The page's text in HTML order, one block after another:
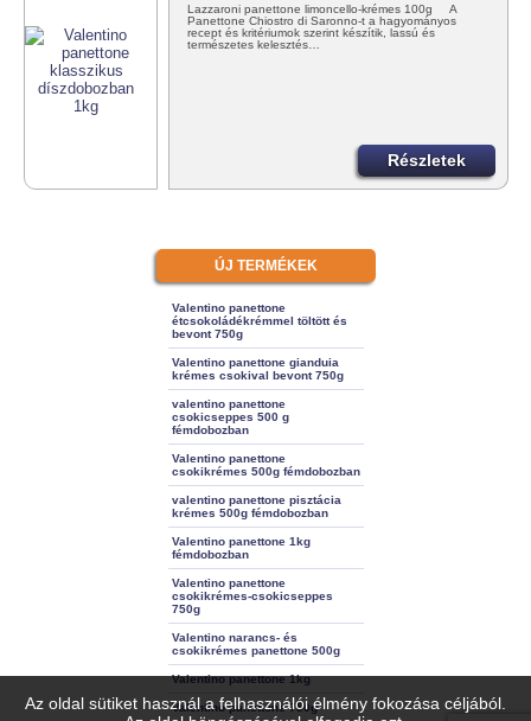
Az oldal sütiket használ a felhasználói élmény fokozása céljából.
Lazzaroni panettone limoncello-krémes 100g A
Panettone Chiostro di Saronno-t a hagyományos
recept és kritériumok szerint készítik, lassú és
természetes kelesztés…
Részletek
ÚJ TERMÉKEK
Valentino panettone
étcsokoládékrémmel töltött és
bevont 750g
Valentino panettone gianduia
krémes csokival bevont 750g
valentino panettone
csokicseppes 500 g
fémdobozban
Valentino panettone
csokikrémes 500g fémdobozban
valentino panettone pisztácia
krémes 500g fémdobozban
Valentino panettone 1kg
fémdobozban
Valentino panettone
csokikrémes-csokicseppes
750g
Valentino narancs- és
csokikrémes panettone 500g
Valentino panettone 1kg
Valentino panettone 750g